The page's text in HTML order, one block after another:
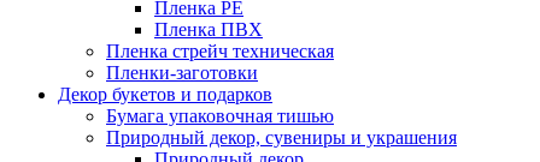
Пленка PE
Пленка ПВХ
Пленка стрейч техническая
Пленки-заготовки
Декор букетов и подарков
Бумага упаковочная тишью
Природный декор, сувениры и украшения